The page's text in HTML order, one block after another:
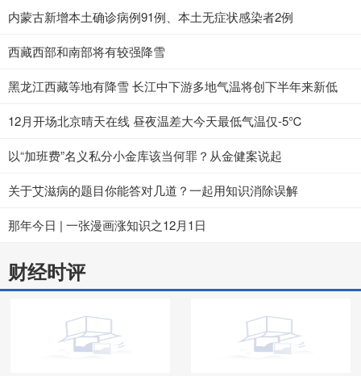
内蒙古新增本土确诊病例91例、本土无症状感染者2例
西藏西部和南部将有较强降雪
黑龙江西藏等地有降雪 长江中下游多地气温将创下半年来新低
12月开场北京晴天在线 昼夜温差大今天最低气温仅-5℃
以“加班费”名义私分小金库该当何罪？从金健案说起
关于艾滋病的题目你能答对几道？一起用知识消除误解
那年今日 | 一张漫画涨知识之12月1日
财经时评